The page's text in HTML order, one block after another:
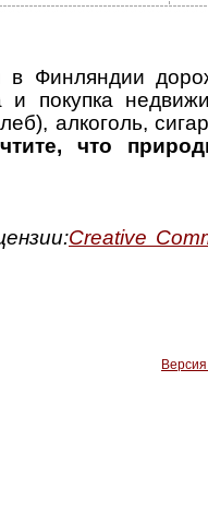
Финляндии
покупка
алкоголь,
что
Creative